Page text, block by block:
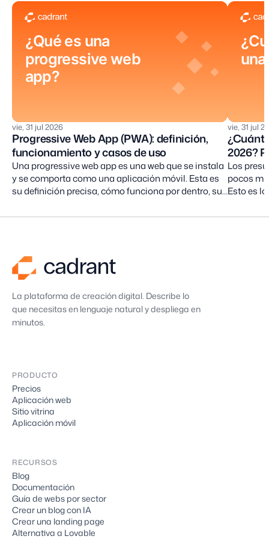
¿Qué es una
progressive web
app?
vie, 31 jul 2026
Progressive Web App (PWA): definición,
funcionamiento y casos de uso
Una progressive web app es una web que se instala
y se comporta como una aplicación móvil. Esta es
su definición precisa, cómo funciona por dentro, sus
encaja.
vie, 31 jul
2026?
Los
pocos
Esto es
La plataforma de creación digital. Describe lo
que necesitas en lenguaje natural y despliega en
minutos.
PRODUCTO
Precios
Aplicación web
Sitio vitrina
Aplicación móvil
RECURSOS
Blog
Documentación
Guía de webs por sector
Crear un blog con IA
Crear una landing page
Alternativa a Lovable